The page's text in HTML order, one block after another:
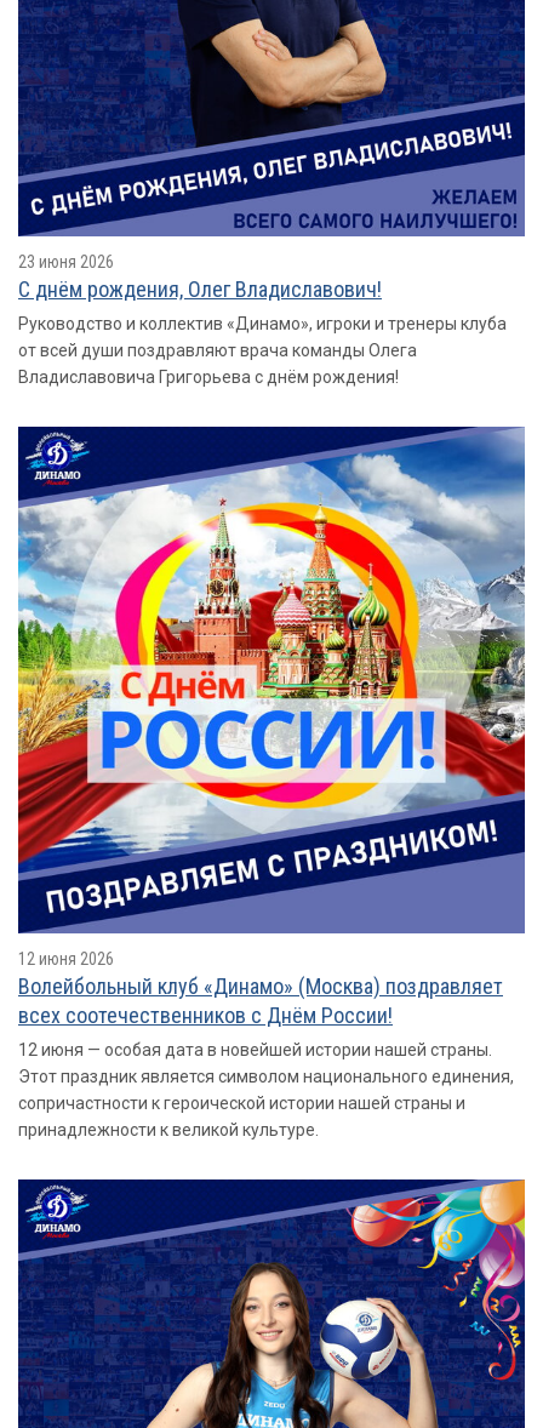
23 июня 2026
С днём рождения, Олег Владиславович!
Руководство и коллектив «Динамо», игроки и тренеры клуба
от всей души поздравляют врача команды Олега
Владиславовича Григорьева с днём рождения!
12 июня 2026
Волейбольный клуб «Динамо» (Москва) поздравляет
всех соотечественников с Днём России!
12 июня — особая дата в новейшей истории нашей страны.
Этот праздник является символом национального единения,
сопричастности к героической истории нашей страны и
принадлежности к великой культуре.